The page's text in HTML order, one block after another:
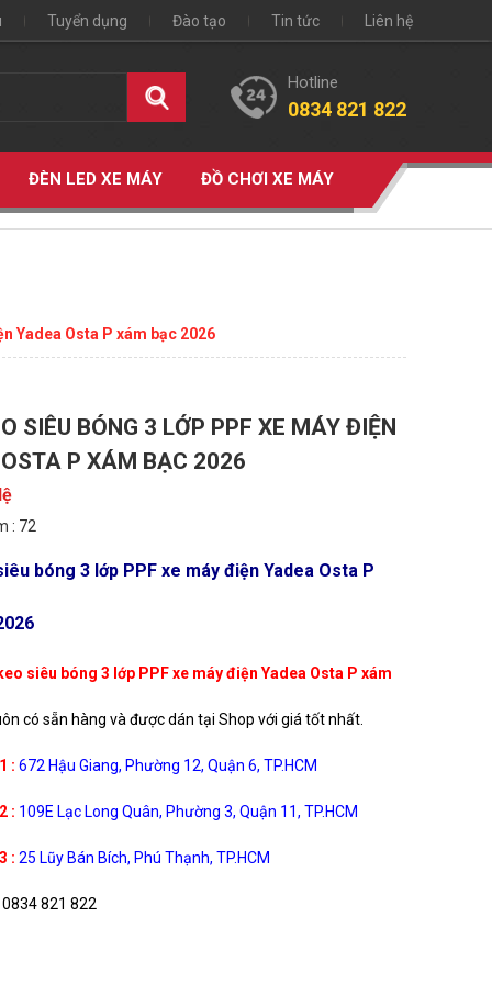
Tuyển dụng Đào tạo Tin tức Liên hệ
Hotline
0834 821 822
ĐÈN LED XE MÁY ĐỒ CHƠI XE MÁY
Yadea Osta P xám bạc 2026
SIÊU BÓNG 3 LỚP PPF XE MÁY ĐIỆN
P XÁM BẠC 2026
: 72
bóng 3 lớp PPF xe máy điện Yadea Osta P
siêu bóng 3 lớp PPF xe máy điện Yadea Osta P xám
có sẵn hàng và được dán tại Shop với giá tốt nhất.
: 672 Hậu Giang, Phường 12, Quận 6, TP.HCM
: 109E Lạc Long Quân, Phường 3, Quận 11, TP.HCM
: 25 Lũy Bán Bích, Phú Thạnh, TP.HCM
0834 821 822